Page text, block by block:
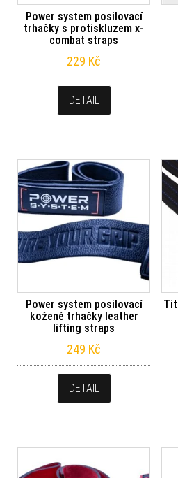
Power system posilovací
trhačky s protiskluzem x-
combat straps
229 Kč
DETAIL
Power system posilovací
kožené trhačky leather
lifting straps
249 Kč
DETAIL